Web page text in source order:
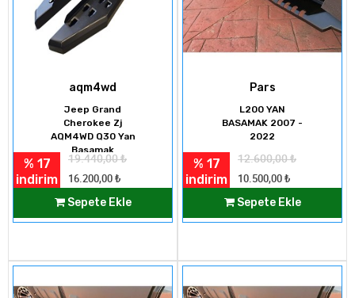
aqm4wd
Jeep Grand
Cherokee Zj
AQM4WD Q30 Yan
Basamak
% 17
indirim
19.440,00₺
16.200,00 ₺
Sepete Ekle
Pars
L200 YAN
BASAMAK 2007 -
2022
% 17
indirim
12.600,00₺
10.500,00 ₺
Sepete Ekle